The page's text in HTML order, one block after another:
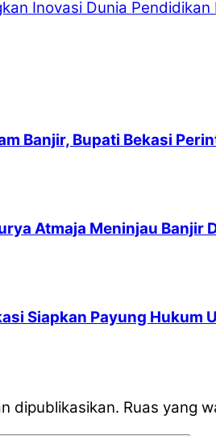
Inovasi Dunia Pendidikan
Banjir, Bupati Bekasi
Atmaja Meninjau Banjir
Siapkan Payung Hukum
dipublikasikan. Ruas yang